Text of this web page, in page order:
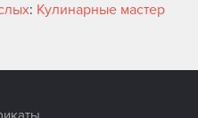
: Кулинарные мастер